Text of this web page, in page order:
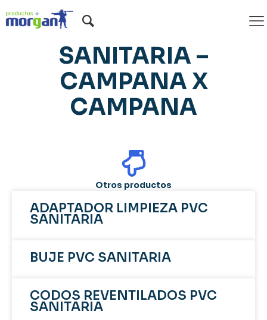
CODO PVC
SANITARIA –
CAMPANA X
CAMPANA
Otros productos
ADAPTADOR LIMPIEZA PVC
SANITARIA
BUJE PVC SANITARIA
CODOS REVENTILADOS PVC
SANITARIA